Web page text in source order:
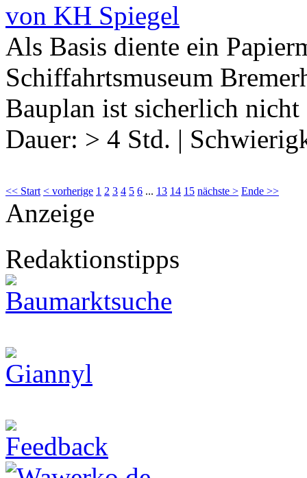
von KH Spiegel
Als Basis diente ein
Schiffahrtsmuseum
Bauplan ist sicherlich
Dauer: > 4 Std. |
<< Start < vorherige 1 2 3 4 5 6 ... 13 14 15 nächste > Ende >>
Anzeige
Redaktionstipps